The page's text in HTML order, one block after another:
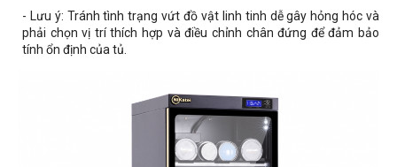
- Lưu ý: Tránh tình trạng vứt đồ vật linh tinh dễ gây hỏng hóc và
phải chọn vị trí thích hợp và điều chỉnh chân đứng để đảm bảo
tính ổn định của tủ.